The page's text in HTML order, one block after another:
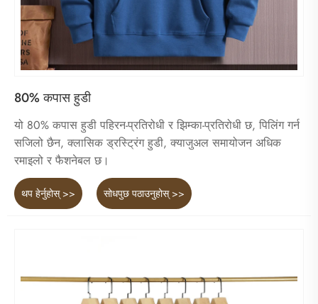
80% कपास हुडी
यो 80% कपास हुडी पहिरन-प्रतिरोधी र झिम्का-प्रतिरोधी छ, पिलिंग गर्न
सजिलो छैन, क्लासिक ड्रस्ट्रिंग हुडी, क्याजुअल समायोजन अधिक
रमाइलो र फैशनेबल छ।
थप हेर्नुहोस् >> सोधपुछ पठाउनुहोस् >>